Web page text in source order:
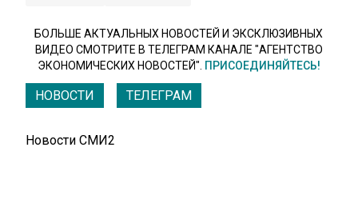
БОЛЬШЕ АКТУАЛЬНЫХ НОВОСТЕЙ И ЭКСКЛЮЗИВНЫХ
ВИДЕО СМОТРИТЕ В ТЕЛЕГРАМ КАНАЛЕ "АГЕНТСТВО
ЭКОНОМИЧЕСКИХ НОВОСТЕЙ". ПРИСОЕДИНЯЙТЕСЬ!
НОВОСТИ ТЕЛЕГРАМ
Новости СМИ2